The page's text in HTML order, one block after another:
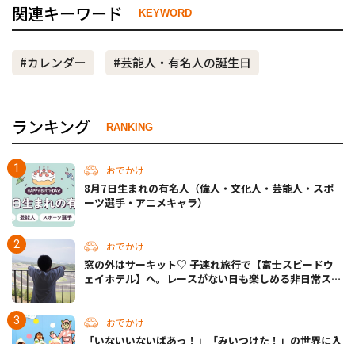
関連キーワード KEYWORD
#カレンダー #芸能人・有名人の誕生日
ランキング RANKING
おでかけ
8月7日生まれの有名人（偉人・文化人・芸能人・スポ
ーツ選手・アニメキャラ）
おでかけ
窓の外はサーキット♡ 子連れ旅行で【富士スピードウ
ェイホテル】へ。レースがない日も楽しめる非日常ステ
おでかけ
「いないいないばあっ！」「みいつけた！」の世界に入